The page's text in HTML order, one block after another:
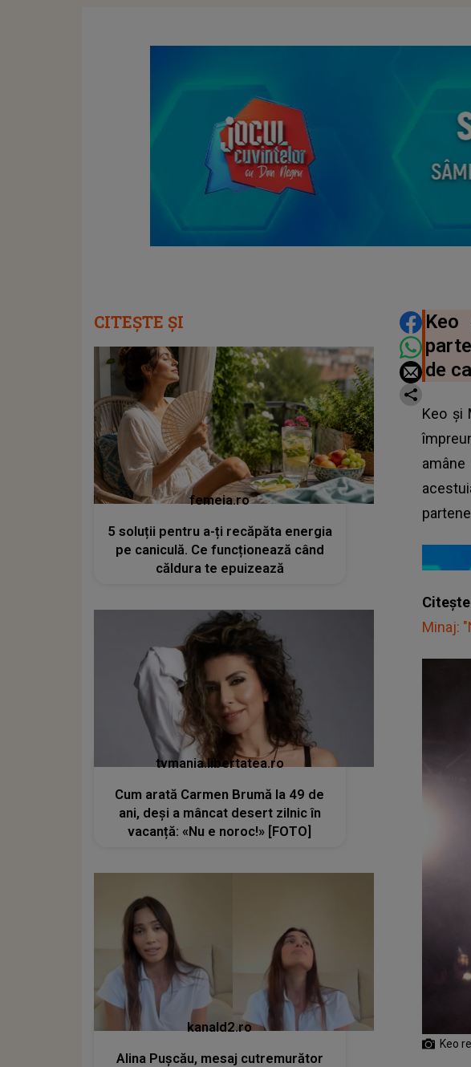
de
Keo și
Minaj:
Keo
CITEȘTE ȘI
femeia.ro
5 soluții pentru a-ți recăpăta energia
pe caniculă. Ce funcționează când
căldura te epuizează
tvmania.libertatea.ro
Cum arată Carmen Brumă la 49 de
ani, deși a mâncat desert zilnic în
vacanță: «Nu e noroc!» [FOTO]
kanald2.ro
Alina Pușcău, mesaj cutremurător